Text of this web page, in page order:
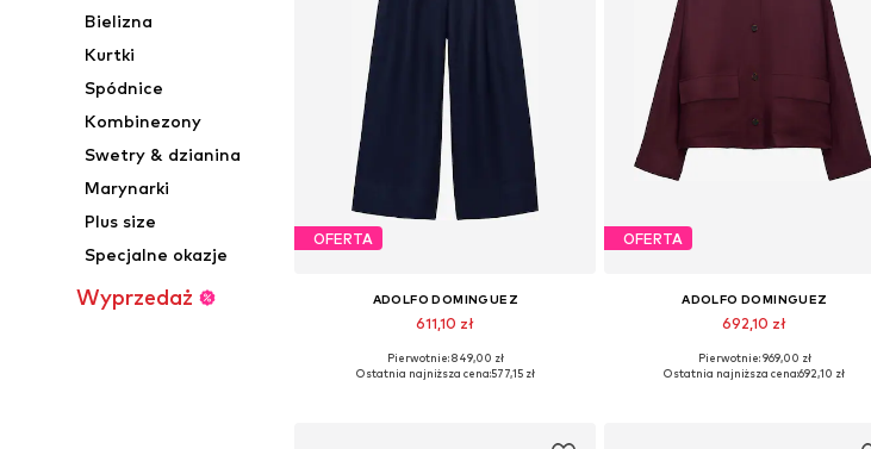
Bielizna
Kurtki
Spódnice
Kombinezony
Swetry & dzianina
Marynarki
Plus size
Specjalne okazje
Wyprzedaż
OFERTA
ADOLFO DOMINGUEZ
611,10 zł
Dostępne rozmiary: 34, 36, 38, 40
Pierwotnie: 849,00 zł
Ostatnia najniższa cena:577,15 zł
OFERTA
ADOLFO DOMINGUEZ
692,10 zł
Dostępne rozmiary: S, M, L
Pierwotnie: 969,00 zł
Ostatnia najniższa cena:692,10 zł